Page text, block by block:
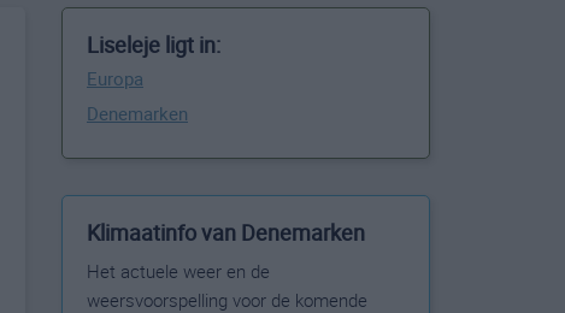
Liseleje ligt in:
Europa
Denemarken
Klimaatinfo van Denemarken
Het actuele weer en de
weersvoorspelling voor de komende